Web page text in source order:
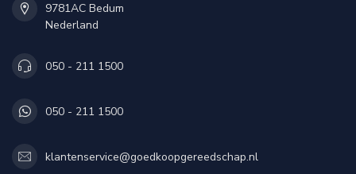
9781AC Bedum
Nederland
050 - 211 1500
050 - 211 1500
klantenservice@goedkoopgereedschap.nl